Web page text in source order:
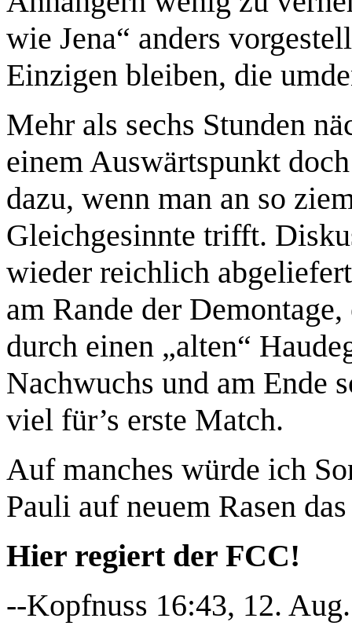
wie Jena“ anders
Einzigen bleiben, die
Mehr als sechs Stunden
einem Auswärtspunkt
dazu, wenn man an so
Gleichgesinnte trifft.
wieder reichlich
am Rande der
durch einen „alten“
Nachwuchs und am Ende
viel für’s erste Match.
Auf manches würde ich
Pauli auf neuem Rasen
Hier regiert der FCC!
--Kopfnuss 16:43, 12.